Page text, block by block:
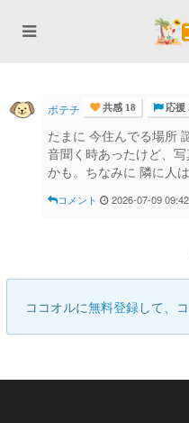
ポテチ 共感 18 応援
たまに 今住んでる場所
音聞く時あったけど、
かも。ちなみに 隣に人は
コメント 2026-07-09 09:42
ココオルに無料登録して、